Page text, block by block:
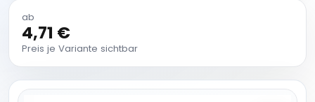
ab
4,71 €
Preis je Variante sichtbar